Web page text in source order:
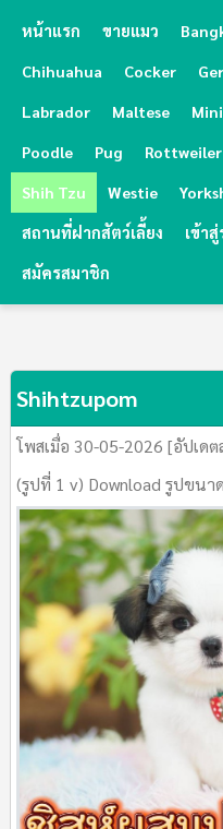
หน้าแรก ขายแมว
Chihuahua Cocker
Labrador Maltese
Poodle Pug Rottweiler
Shih Tzu Westie
สถานที่ฝากสัตว์เลี้ยง เข้า
สมัครสมาชิก
Shihtzupom
โพสเมื่อ 30-05-2026 [อัปเด
(รูปที่ 1 v) Download รูปขนา